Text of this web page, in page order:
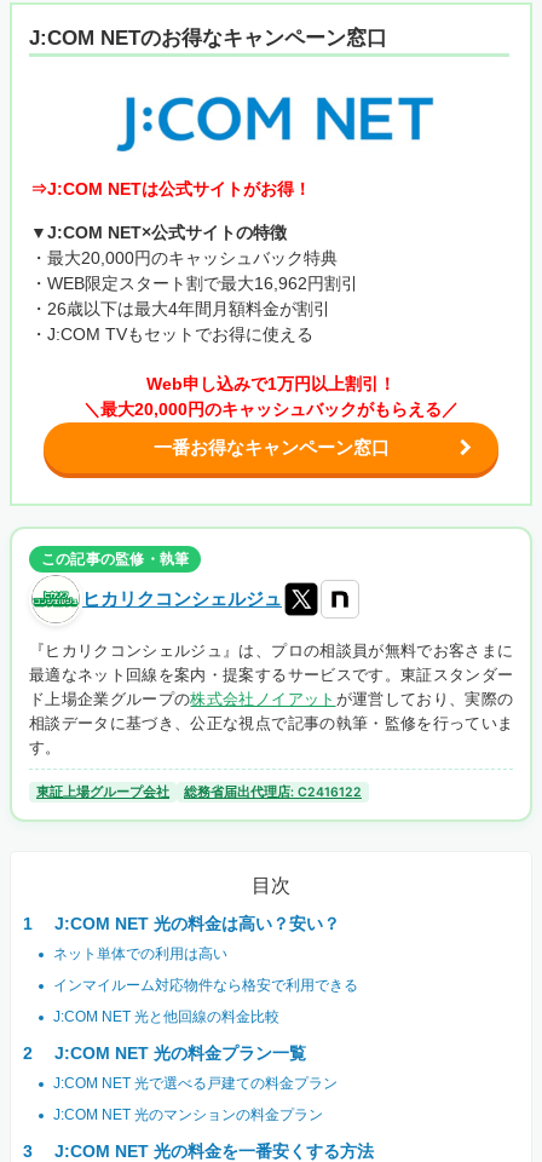
J:COM NETのお得なキャンペーン窓口
⇒J:COM NETは公式サイトがお得！
▼J:COM NET×公式サイトの特徴
・最大20,000円のキャッシュバック特典
・WEB限定スタート割で最大16,962円割引
・26歳以下は最大4年間月額料金が割引
・J:COM TVもセットでお得に使える
Web申し込みで1万円以上割引！
＼最大20,000円のキャッシュバックがもらえる／
一番お得なキャンペーン窓口
この記事の監修・執筆
ヒカリクコンシェルジュ
『ヒカリクコンシェルジュ』は、プロの相談員が無料でお客さまに
最適なネット回線を案内・提案するサービスです。東証スタンダー
ド上場企業グループの株式会社ノイアット が運営しており、実際の
相談データに基づき、公正な視点で記事の執筆・監修を行っていま
す。
東証上場グループ会社 総務省届出代理店: C2416122
目次
J:COM NET 光の料金は高い？安い？
ネット単体での利用は高い
インマイルーム対応物件なら格安で利用できる
J:COM NET 光と他回線の料金比較
J:COM NET 光の料金プラン一覧
J:COM NET 光で選べる戸建ての料金プラン
J:COM NET 光のマンションの料金プラン
J:COM NET 光の料金を一番安くする方法